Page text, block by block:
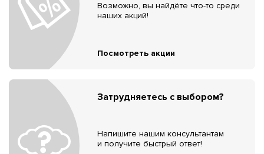
Возможно, вы найдёте что-то среди
наших акций!
Посмотреть акции
Затрудняетесь с выбором?
Напишите нашим консультантам
и получите быстрый ответ!